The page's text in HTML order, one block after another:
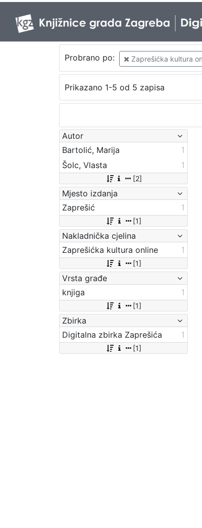
Probrano po: Zaprešićka kultura
Prikazano 1-5 od 5 zapisa
Autor
Bartolić, Marija
1
Šolc, Vlasta
1
[2]
Mjesto izdanja
Zaprešić
1
[1]
Nakladnička cjelina
Zaprešićka kultura online
1
[1]
Vrsta građe
knjiga
1
[1]
Zbirka
Digitalna zbirka Zaprešića
1
[1]